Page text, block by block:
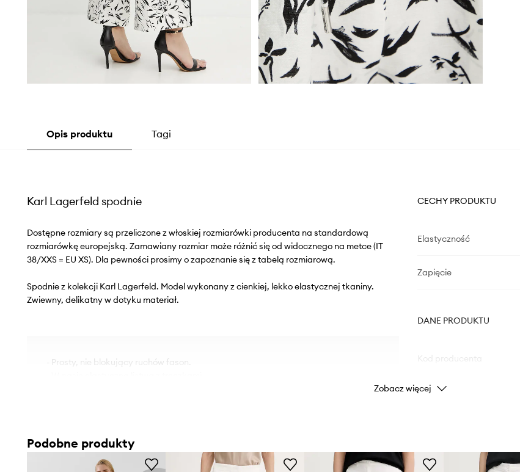
Opis produktu Tagi
Karl Lagerfeld spodnie
Dostępne rozmiary są przeliczone z włoskiej rozmiarówki producenta na standardową
rozmiarówkę europejską. Zamawiany rozmiar może różnić się od widocznego na metce (IT
38/XXS = EU XS). Dla pewności prosimy o zapoznanie się z tabelą rozmiarową.
Spodnie z kolekcji Karl Lagerfeld. Model wykonany z cienkiej, lekko elastycznej tkaniny.
Zwiewny, delikatny w dotyku materiał.
- Prosty, nie blokujący ruchów fason.
CECHY PRODUKTU
Elastyczność
Zapięcie
DANE PRODUKTU
Kolor producenta
Marka
Zobacz więcej
Podobne produkty